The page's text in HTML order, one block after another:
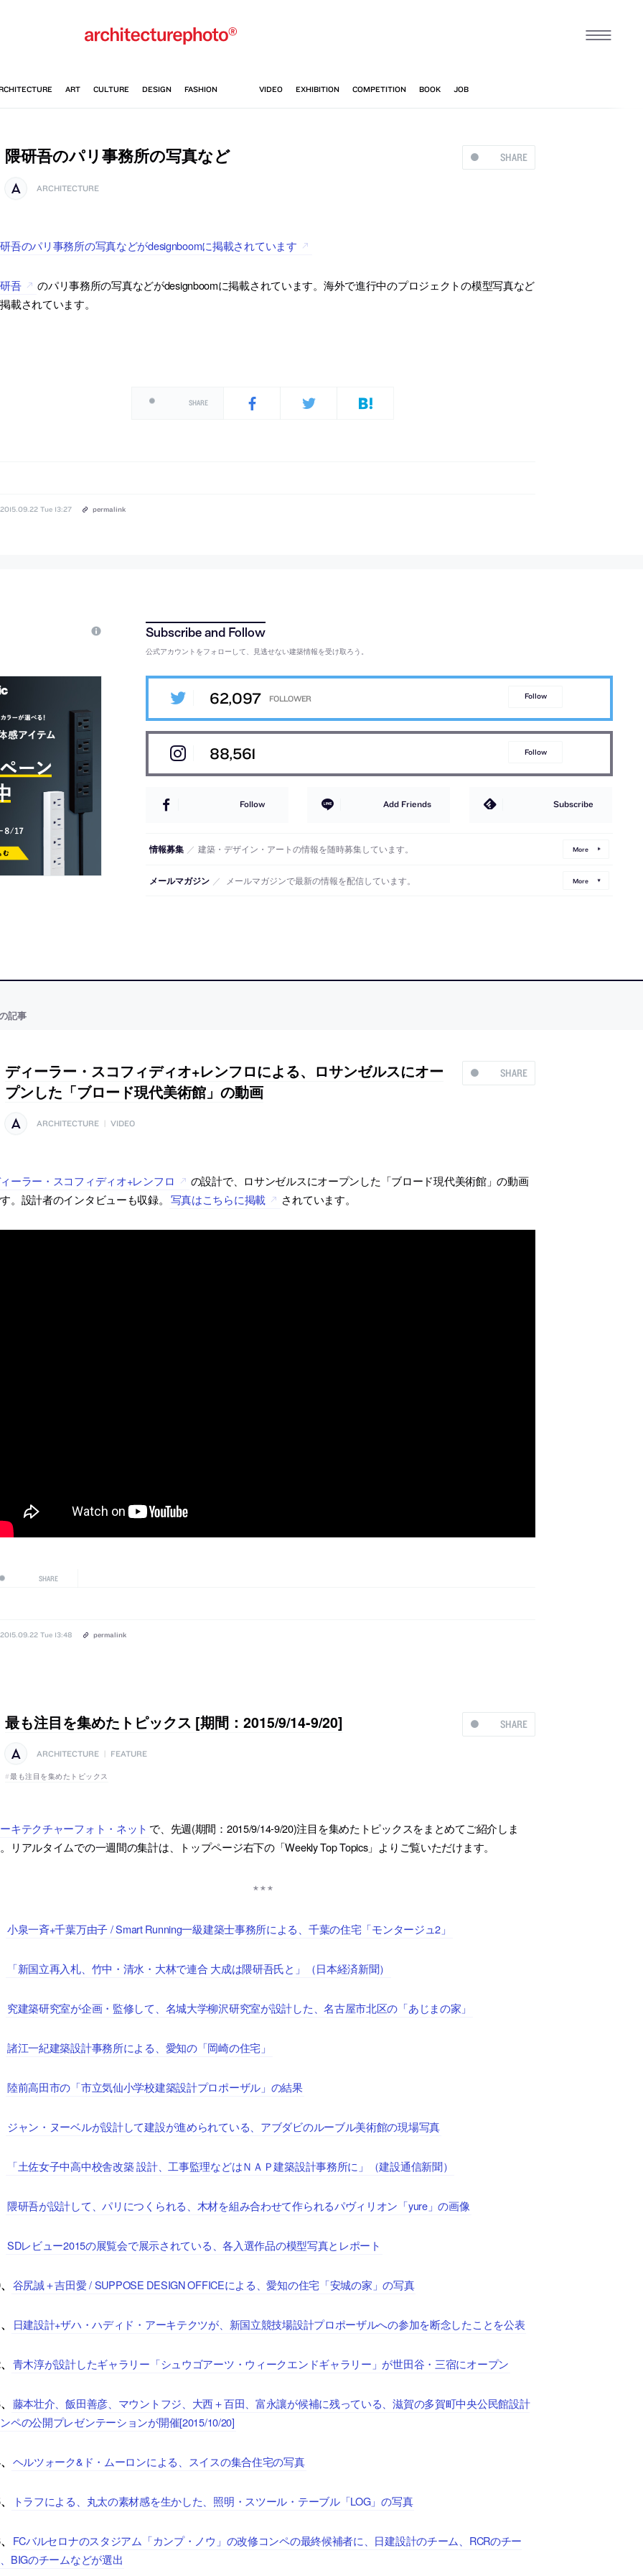
SHARE
隈研吾のパリ事務所の写真など
ARCHITECTURE
吾のパリ事務所の写真などがdesignboomに掲載されています
吾
のパリ事務所の写真などがdesignboomに掲載されています。海外で進行中のプロジェクトの模型写真など
載されています。
SHARE
2015.09.22 Tue 13:27 permalink
公式アカウントをフォローして、見逃せない建築情報を受け取ろう。
62,097 Follow
88,561 Follow
Follow Add Friends Subscribe
情報募集 ／ 建築・デザイン・アートの情報を随時募集しています。 More
メールマガジン ／ メールマガジンで最新の情報を配信しています。 More
記事
SHARE
ディーラー・スコフィディオ+レンフロによる、ロサンゼルスにオー
プンした「ブロード現代美術館」の動画
ARCHITECTURE VIDEO
ーラー・スコフィディオ+レンフロ
の設計で、ロサンゼルスにオープンした「ブロード現代美術館」の動画
。設計者のインタビューも収録。 写真はこちらに掲載 されています。
SHARE
2015.09.22 Tue 13:48 permalink
SHARE
最も注目を集めたトピックス [期間：2015/9/14-9/20]
ARCHITECTURE | FEATURE
最も注目を集めたトピックス
キテクチャーフォト・ネット で、先週(期間：2015/9/14-9/20)注目を集めたトピックスをまとめてご紹介しま
リアルタイムでの一週間の集計は、トップページ右下の「Weekly Top Topics」よりご覧いただけます。
小泉一斉+千葉万由子 / Smart Running一級建築士事務所による、千葉の住宅「モンタージュ2」
「新国立再入札、竹中・清水・大林で連合 大成は隈研吾氏と」（日本経済新聞）
究建築研究室が企画・監修して、名城大学柳沢研究室が設計した、名古屋市北区の「あじまの家」
諸江一紀建築設計事務所による、愛知の「岡崎の住宅」
陸前高田市の「市立気仙小学校建築設計プロポーザル」の結果
ジャン・ヌーベルが設計して建設が進められている、アブダビのルーブル美術館の現場写真
「土佐女子中高中校舎改築 設計、工事監理などはＮＡＰ建築設計事務所に」（建設通信新聞）
隈研吾が設計して、パリにつくられる、木材を組み合わせて作られるパヴィリオン「yure」の画像
SDレビュー2015の展覧会で展示されている、各入選作品の模型写真とレポート
谷尻誠＋吉田愛 / SUPPOSE DESIGN OFFICEによる、愛知の住宅「安城の家」の写真
日建設計+ザハ・ハディド・アーキテクツが、新国立競技場設計プロポーザルへの参加を断念したことを公表
青木淳が設計したギャラリー「シュウゴアーツ・ウィークエンドギャラリー」が世田谷・三宿にオープン
藤本壮介、飯田善彦、マウントフジ、大西＋百田、富永讓が候補に残っている、滋賀の多賀町中央公民館設計
ペの公開プレゼンテーションが開催[2015/10/20]
ヘルツォーク&ド・ムーロンによる、スイスの集合住宅の写真
トラフによる、丸太の素材感を生かした、照明・スツール・テーブル「LOG」の写真
FCバルセロナのスタジアム「カンプ・ノウ」の改修コンペの最終候補者に、日建設計のチーム、RCRのチー
BIGのチームなどが選出